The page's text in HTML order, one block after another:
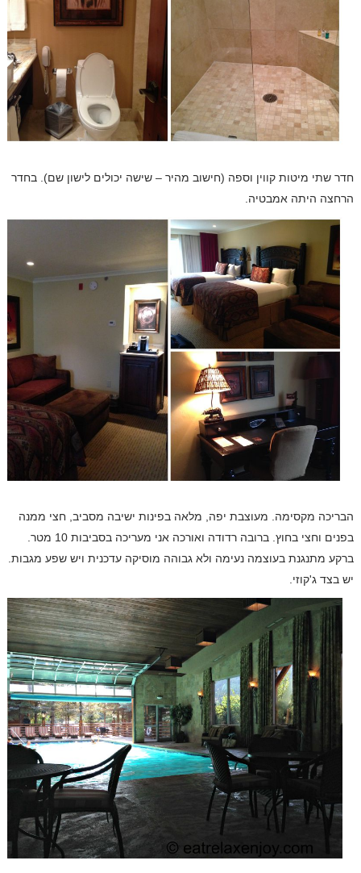
חדר שתי מיטות קווין וספה (חישוב מהיר – שישה יכולים לישון שם). בחדר
הרחצה היתה אמבטיה.
הבריכה מקסימה. מעוצבת יפה, מלאה בפינות ישיבה מסביב, חצי ממנה
בפנים וחצי בחוץ. ברובה רדודה ואורכה אני מעריכה בסביבות 10 מטר.
ברקע מתנגנת בעוצמה נעימה ולא גבוהה מוסיקה עדכנית ויש שפע מגבות.
יש בצד ג'קוזי.